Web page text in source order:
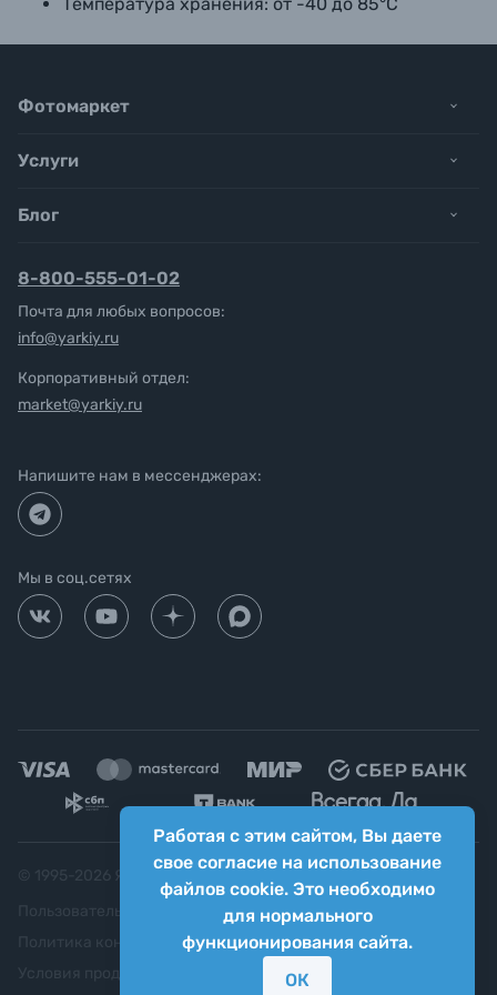
Работая с этим сайтом, Вы даете
свое согласие на использование
файлов cookie. Это необходимо
для нормального
функционирования сайта.
ОК
Фотомаркет
Услуги
Блог
8-800-555-01-02
Почта для любых вопросов:
info@yarkiy.ru
Корпоративный отдел:
market@yarkiy.ru
Напишите нам в мессенджерах:
Мы в соц.сетях
Яркий фотомаркет ("Яркий Мир")
Пользовательское соглашение
Политика конфиденциальности